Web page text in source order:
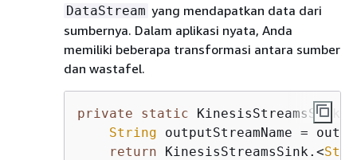
DataStream yang mendapatkan data dari
sumbernya. Dalam aplikasi nyata, Anda
memiliki beberapa transformasi antara sumber
dan wastafel.
private static KinesisStreamsSink<
String outputStreamName =
return KinesisStreamsSink.<